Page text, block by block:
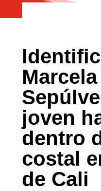
joven
dentro
costal
de Cali